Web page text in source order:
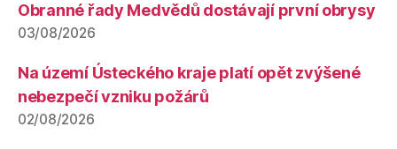
Obranné řady Medvědů dostávají první obrysy
03/08/2026
Na území Ústeckého kraje platí opět zvýšené
nebezpečí vzniku požárů
02/08/2026